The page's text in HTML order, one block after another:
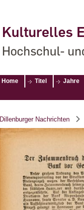
Kulturelles
Hochschul-
Home Titel Jahre
Dillenburger Nachrichten